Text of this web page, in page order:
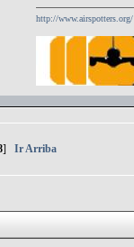
http://www.airspotters.org/
] Ir Arriba